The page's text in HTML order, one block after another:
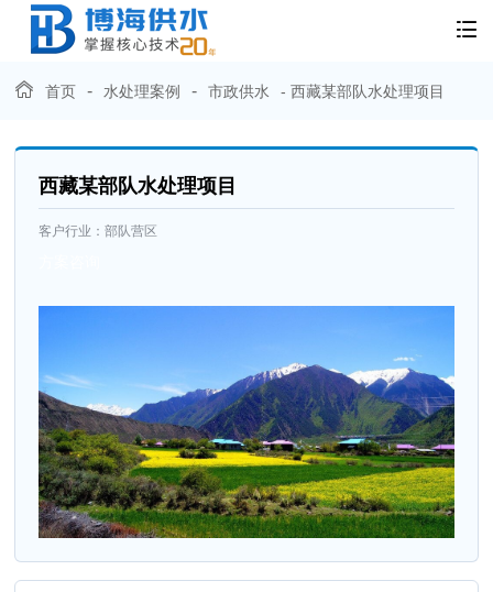
首页 - 水处理案例 - 市政供水 - 西藏某部队水处理项目
西藏某部队水处理项目
客户行业：部队营区